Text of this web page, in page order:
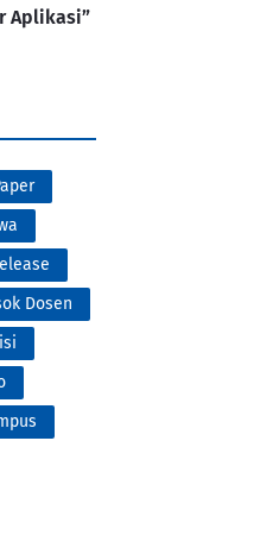
Aplikasi”
Dosen